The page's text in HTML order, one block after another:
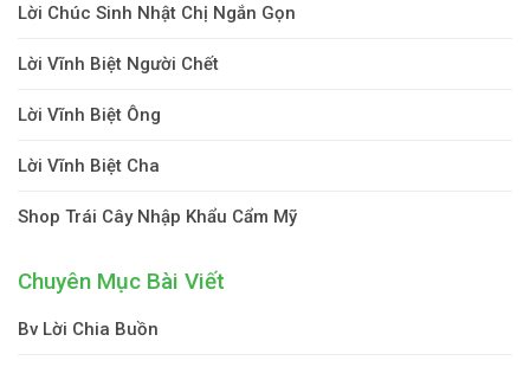
Lời Chúc Sinh Nhật Chị Ngắn Gọn
Lời Vĩnh Biệt Người Chết
Lời Vĩnh Biệt Ông
Lời Vĩnh Biệt Cha
Shop Trái Cây Nhập Khẩu Cẩm Mỹ
Chuyên Mục Bài Viết
Bv Lời Chia Buồn